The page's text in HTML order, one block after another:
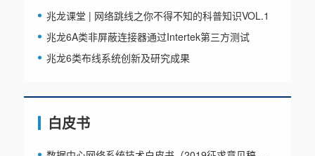
兆龙课堂 | 网络跳线之你不得不知的科普知识VOL.1
兆龙6A类非屏蔽连接器通过Intertek第三方测试
兆龙6类布线系统创新及研究成果
白皮书